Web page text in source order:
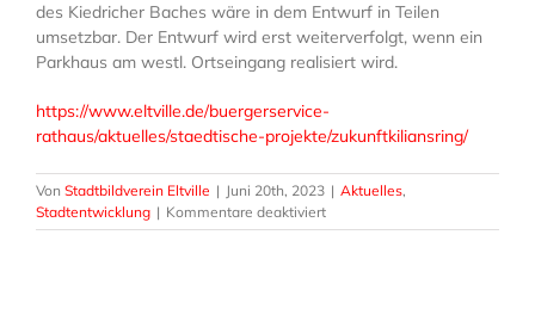
des Kiedricher Baches wäre in dem Entwurf in Teilen
umsetzbar. Der Entwurf wird erst weiterverfolgt, wenn ein
Parkhaus am westl. Ortseingang realisiert wird.
https://www.eltville.de/buergerservice-
rathaus/aktuelles/staedtische-projekte/zukunftkiliansring/
Von Stadtbildverein Eltville | Juni 20th, 2023 | Aktuelles,
Stadtentwicklung | Kommentare deaktiviertfür
Stadtbildverein